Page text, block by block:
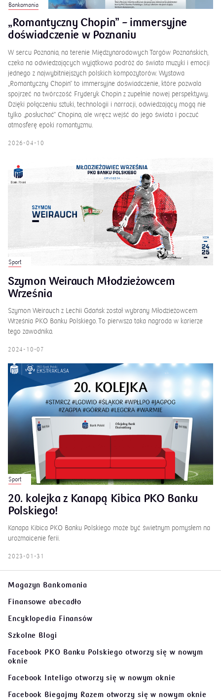
Bankomania
„Romantyczny Chopin” – immersyjne
doświadczenie w Poznaniu
W sercu Poznania, na terenie Międzynarodowych Targów Poznańskich,
czeka na odwiedzających wyjątkowa podróż do świata muzyki i emocji
jednego z najwybitniejszych polskich kompozytorów. Wystawa
„Romantyczny Chopin” to immersyjne doświadczenie, które pozwala
spojrzeć na twórczość Fryderyk Chopin z zupełnie nowej perspektywy.
Dzięki połączeniu sztuki, technologii i narracji, odwiedzający mogą nie
tylko „posłuchać” Chopina, ale wręcz wejść do jego świata i poczuć
atmosferę epoki romantyzmu.
2026-04-10
Sport
Szymon Weirauch Młodzieżowcem
Września
Szymon Weirauch z Lechii Gdańsk został wybrany Młodzieżowcem
Września PKO Banku Polskiego. To pierwsza taka nagroda w karierze
tego zawodnika.
2024-10-07
Sport
20. kolejka z Kanapą Kibica PKO Banku
Polskiego!
Kanapa Kibica PKO Banku Polskiego może być świetnym pomysłem na
urozmaicenie ferii.
2023-01-31
Magazyn Bankomania
Finansowe abecadło
Encyklopedia Finansów
Szkolne Blogi
Facebook PKO Banku Polskiego otworzy się w nowym
oknie
Facebook Inteligo otworzy się w nowym oknie
Facebook Biegajmy Razem otworzy się w nowym oknie